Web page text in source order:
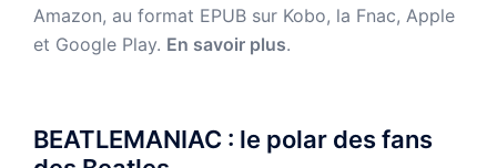
Amazon, au format EPUB sur Kobo, la Fnac, Apple
et Google Play. En savoir plus.
BEATLEMANIAC : le polar des fans